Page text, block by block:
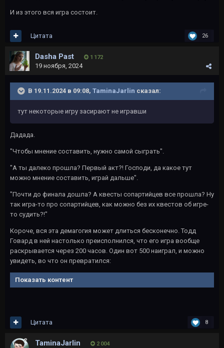
И из этого вся игра состоит.
26
Цитата
Dasha Past 1 172
19 ноября, 2024
В 19.11.2024 в 09:08, TaminaJarlin сказал:
тут некоторые игру засирают не игравши
Дадада.
"Чтобы мнение составить, нужно самой сыграть".
"А ты далеко прошла? Первый акт?! Господи, да какое тут
можно мнение составить, играй дальше".
"Почти до финала дошла? А квесты сопартийцев все прошла? Ну
так игра-то про сопартийцев, как можно без их квестов об игре-
то судить?!"
Короче, вся эта демагогия может длиться бесконечно. Тодд
Говард в ней настолько преисполнился, что его игра вообще
раскрывается через 200 часов. Один вот 500 наиграл, и можно
увидеть, во что он превратился:
Показать контент
8
Цитата
TaminaJarlin 2 004